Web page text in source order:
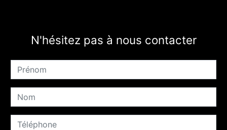
N'hésitez pas à nous contacter